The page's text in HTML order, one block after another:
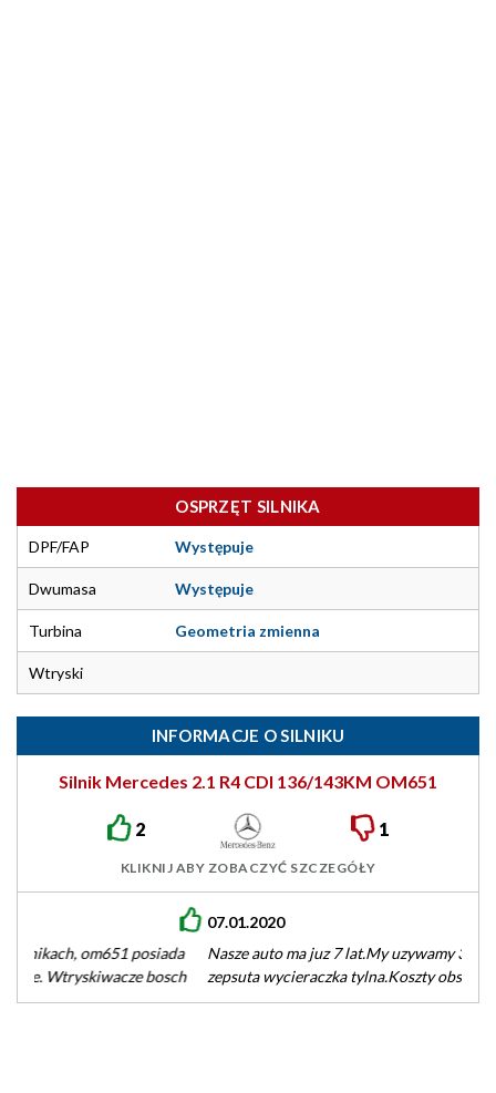
OSPRZĘT SILNIKA
DPF/FAP Występuje
Dwumasa Występuje
Turbina Geometria zmienna
Wtryski
INFORMACJE O SILNIKU
Silnik Mercedes 2.1 R4 CDI 136/143KM OM651
2 1
KLIKNIJ ABY ZOBACZYĆ SZCZEGÓŁY
Nasze auto ma juz 7 lat.My uzywamy 3 lata.Co do awarii-tylko
zepsuta wycieraczka tylna.Koszty obslugi oceniam jako
srednie.Przekladajac koszty-to dodajac…